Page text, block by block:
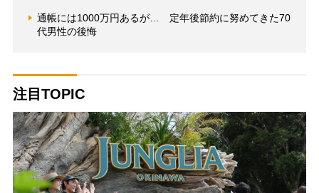
通帳には1000万円あるが… 定年後節約に努めてきた70
代男性の後悔
注目TOPIC